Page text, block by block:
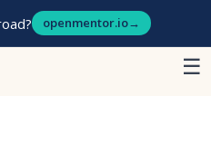
openmentor.io→
☰